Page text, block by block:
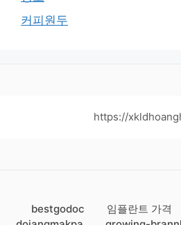
커피원두
https://
bestgodoc 임플란트 가격